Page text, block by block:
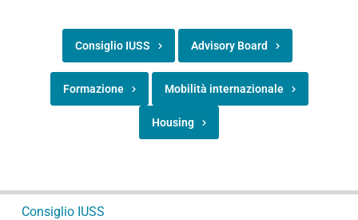
Consiglio IUSS Advisory Board
Formazione Mobilità internazionale
Housing
Consiglio IUSS